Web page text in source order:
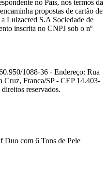
no País, nos termos da
propostas de cartão de
Luizacred S.A Sociedade de
inscrita no CNPJ sob o nº
1088-36 - Endereço: Rua
Franca/SP - CEP 14.403-
reservados.
Duo com 6 Tons de Pele